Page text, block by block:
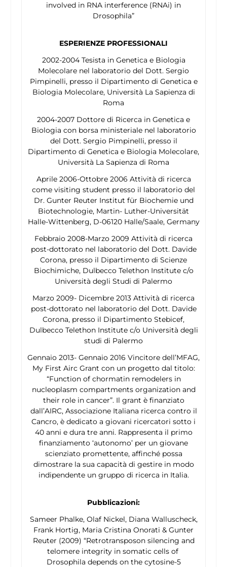
involved in RNA interference (RNAi) in
Drosophila”
ESPERIENZE PROFESSIONALI
2002-2004 Tesista in Genetica e Biologia
Molecolare nel laboratorio del Dott. Sergio
Pimpinelli, presso il Dipartimento di Genetica e
Biologia Molecolare, Università La Sapienza di
Roma
2004-2007 Dottore di Ricerca in Genetica e
Biologia con borsa ministeriale nel laboratorio
del Dott. Sergio Pimpinelli, presso il
Dipartimento di Genetica e Biologia Molecolare,
Università La Sapienza di Roma
Aprile 2006-Ottobre 2006 Attività di ricerca
come visiting student presso il laboratorio del
Dr. Gunter Reuter Institut für Biochemie und
Biotechnologie, Martin- Luther-Universität
Halle-Wittenberg, D-06120 Halle/Saale, Germany
Febbraio 2008-Marzo 2009 Attività di ricerca
post-dottorato nel laboratorio del Dott. Davide
Corona, presso il Dipartimento di Scienze
Biochimiche, Dulbecco Telethon Institute c/o
Università degli Studi di Palermo
Marzo 2009- Dicembre 2013 Attività di ricerca
post-dottorato nel laboratorio del Dott. Davide
Corona, presso il Dipartimento Stebicef,
Dulbecco Telethon Institute c/o Università degli
studi di Palermo
Gennaio 2013- Gennaio 2016 Vincitore dell’MFAG,
My First Airc Grant con un progetto dal titolo:
“Function of chormatin remodelers in
nucleoplasm compartments organization and
their role in cancer”. Il grant è finanziato
dall’AIRC, Associazione Italiana ricerca contro il
Cancro, è dedicato a giovani ricercatori sotto i
40 anni e dura tre anni. Rappresenta il primo
finanziamento ‘autonomo’ per un giovane
scienziato promettente, affinché possa
dimostrare la sua capacità di gestire in modo
indipendente un gruppo di ricerca in Italia.
Pubblicazioni:
Sameer Phalke, Olaf Nickel, Diana Walluscheck,
Frank Hortig, Maria Cristina Onorati & Gunter
Reuter (2009) “Retrotransposon silencing and
telomere integrity in somatic cells of
Drosophila depends on the cytosine-5